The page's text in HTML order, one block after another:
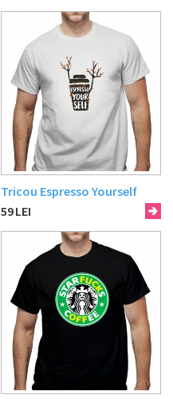
Tricou Espresso Yourself
59LEI